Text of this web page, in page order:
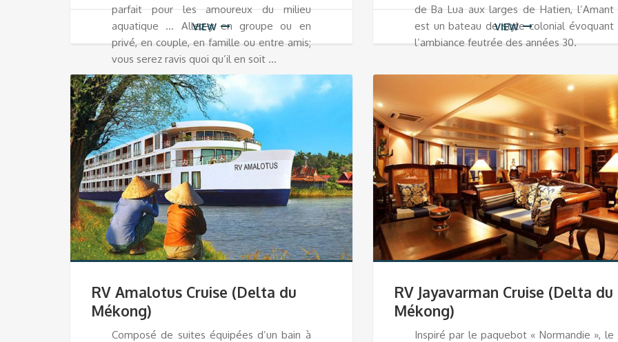
parfait pour les amoureux du milieu
aquatique … Allez-y en groupe ou en
privé, en couple, en famille ou entre amis;
vous serez ravis quoi qu’il en soit …
VIEW
de Ba Lua aux larges de Hatien, l’Amant
est un bateau de style colonial évoquant
l’ambiance feutrée des années 30.
VIEW
RV Amalotus Cruise (Delta du
Mékong)
Composé de suites équipées d’un bain à
RV Jayavarman Cruise (Delta du
Mékong)
Inspiré par le paquebot « Normandie », le